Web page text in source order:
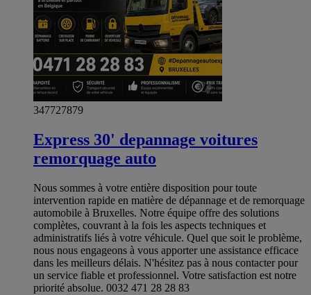
347727879
Express 30' depannage voitures
remorquage auto
Nous sommes à votre entière disposition pour toute
intervention rapide en matière de dépannage et de remorquage
automobile à Bruxelles. Notre équipe offre des solutions
complètes, couvrant à la fois les aspects techniques et
administratifs liés à votre véhicule. Quel que soit le problème,
nous nous engageons à vous apporter une assistance efficace
dans les meilleurs délais. N'hésitez pas à nous contacter pour
un service fiable et professionnel. Votre satisfaction est notre
priorité absolue. 0032 471 28 28 83